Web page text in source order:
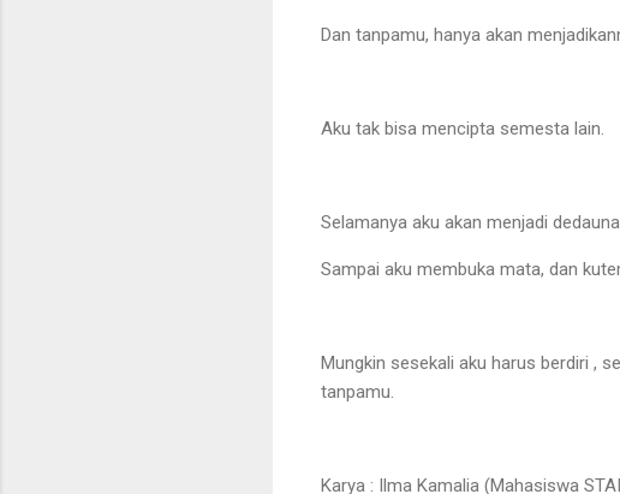
Dan tanpamu, hanya akan
Aku tak bisa mencipta semesta lain.
Selamanya aku akan menjadi
Sampai aku membuka mata, dan
Mungkin sesekali aku harus berdiri ,
tanpamu.
Karya : Ilma Kamalia (Mahasiswa